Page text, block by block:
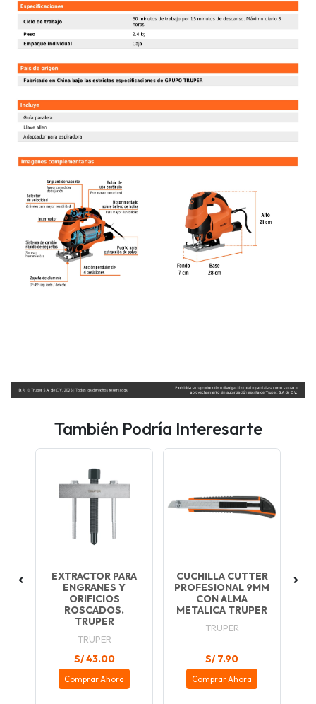
También Podría Interesarte
EXTRACTOR PARA
ENGRANES Y
ORIFICIOS
ROSCADOS.
TRUPER
TRUPER
S/ 43.00
Comprar Ahora
CUCHILLA CUTTER
PROFESIONAL 9MM
CON ALMA
METALICA TRUPER
TRUPER
S/ 7.90
Comprar Ahora